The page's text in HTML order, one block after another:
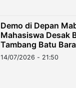
Demo di Depan
Mahasiswa Desak
Tambang Batu
Lampung
14/07/2026 - 21:50